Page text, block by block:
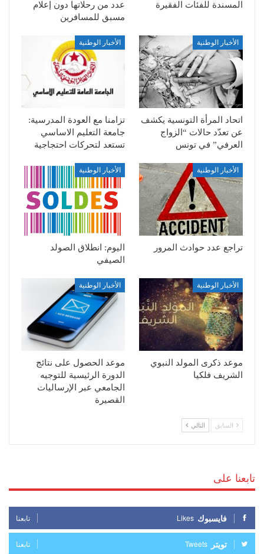
المسندة للفئات الفقيرة
عدد من رحلاتها دون إعلام
مسبق للمسافرين
الأخبار الوطنية
اتحاد المرأة التونسية يكشف
عن تعدّد حالات “الزواج
العرفي” في تونس
الأخبار الوطنية
تزامنا مع العودة المدرسية:
جامعة التعليم الاساسي
تستعد لتحركات احتجاجية
الأخبار الوطنية
تراجع عدد حوادث المرور
الأخبار الوطنية
اليوم: انطلاق الصولد
الصيفي
الأخبار الوطنية
موعد ذكرى المولد النبوي
الشريف فلكيا
الأخبار الوطنية
موعد الحصول على نتائج
الدورة الرئيسية للتوجيه
الجامعي عبر الإرساليات
القصيرة
السابق التالي
تابعنا على
فايسبوك Likes تابعنا
تويتر Tweets تابعنا